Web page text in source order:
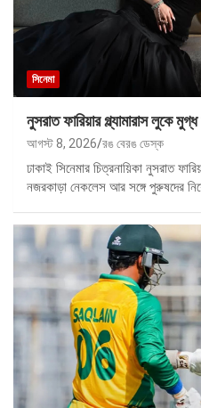
সিনেমা
নুসরাত ফারিয়ার গ্ল্যামারাস লুকে
আগস্ট 8, 2026 রঙ বেরঙ ডেস্ক
ঢাকাই সিনেমার চিত্রনায়িকা নুসরাত
নজরকাড়া নেকলেস আর সঙ্গে পুরুষদের